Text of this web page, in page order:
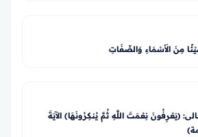
﴿يَعْرِفُونَ نِعْمَتَ اللَّهِ ثُمَّ يُنكِرُونَهَا﴾ الآيَةَ